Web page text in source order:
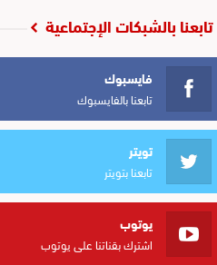
تابعنا بالشبكات الإجتماعية
فايسبوك
تابعنا بالفايسبوك
تويتر
تابعنا بتويتر
يوتوب
اشترك بقناتنا على يوتوب